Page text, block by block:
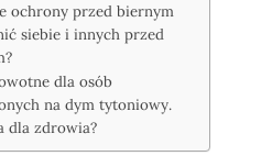
ochrony przed biernym
siebie i innych przed
dla osób
na dym tytoniowy.
dla zdrowia?